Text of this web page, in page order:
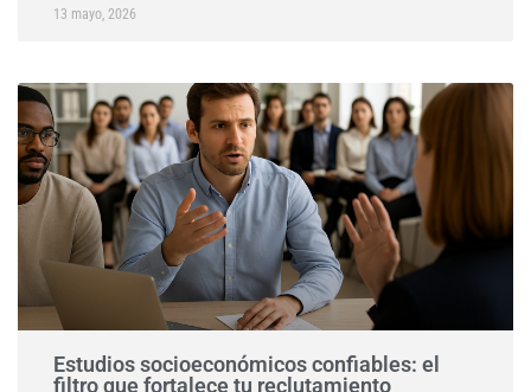
13 mayo, 2026
Estudios socioeconómicos confiables: el
filtro que fortalece tu reclutamiento